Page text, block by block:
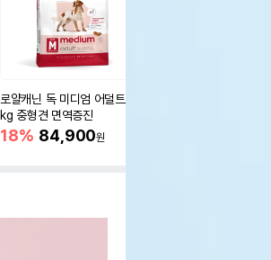
로얄캐닌 독 미디엄 어덜트 10
kg 중형견 면역증진
18% 84,900원